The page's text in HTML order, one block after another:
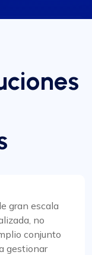
Compass
desde
La
gran escala
no
conjunto
gestionar